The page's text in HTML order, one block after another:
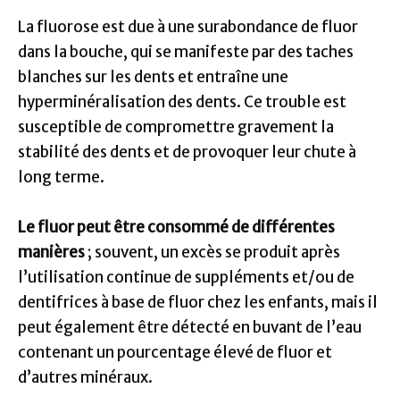
La fluorose est due à une surabondance de fluor
dans la bouche, qui se manifeste par des taches
blanches sur les dents et entraîne une
hyperminéralisation des dents. Ce trouble est
susceptible de compromettre gravement la
stabilité des dents et de provoquer leur chute à
long terme.
Le fluor peut être consommé de différentes
manières; souvent, un excès se produit après
l’utilisation continue de suppléments et/ou de
dentifrices à base de fluor chez les enfants, mais il
peut également être détecté en buvant de l’eau
contenant un pourcentage élevé de fluor et
d’autres minéraux.